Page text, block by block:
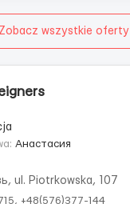
Zobacz wszystkie oferty
Анастасия
ul. Piotrkowska, 107
+48(576)377-144